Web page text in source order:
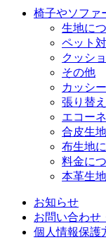
椅子やソファ
生地に
ペット
クッシ
その他
カッシ
張り替
エコー
合皮生
布生地
料金に
本革生
お知らせ
お問い合わせ
個人情報保護